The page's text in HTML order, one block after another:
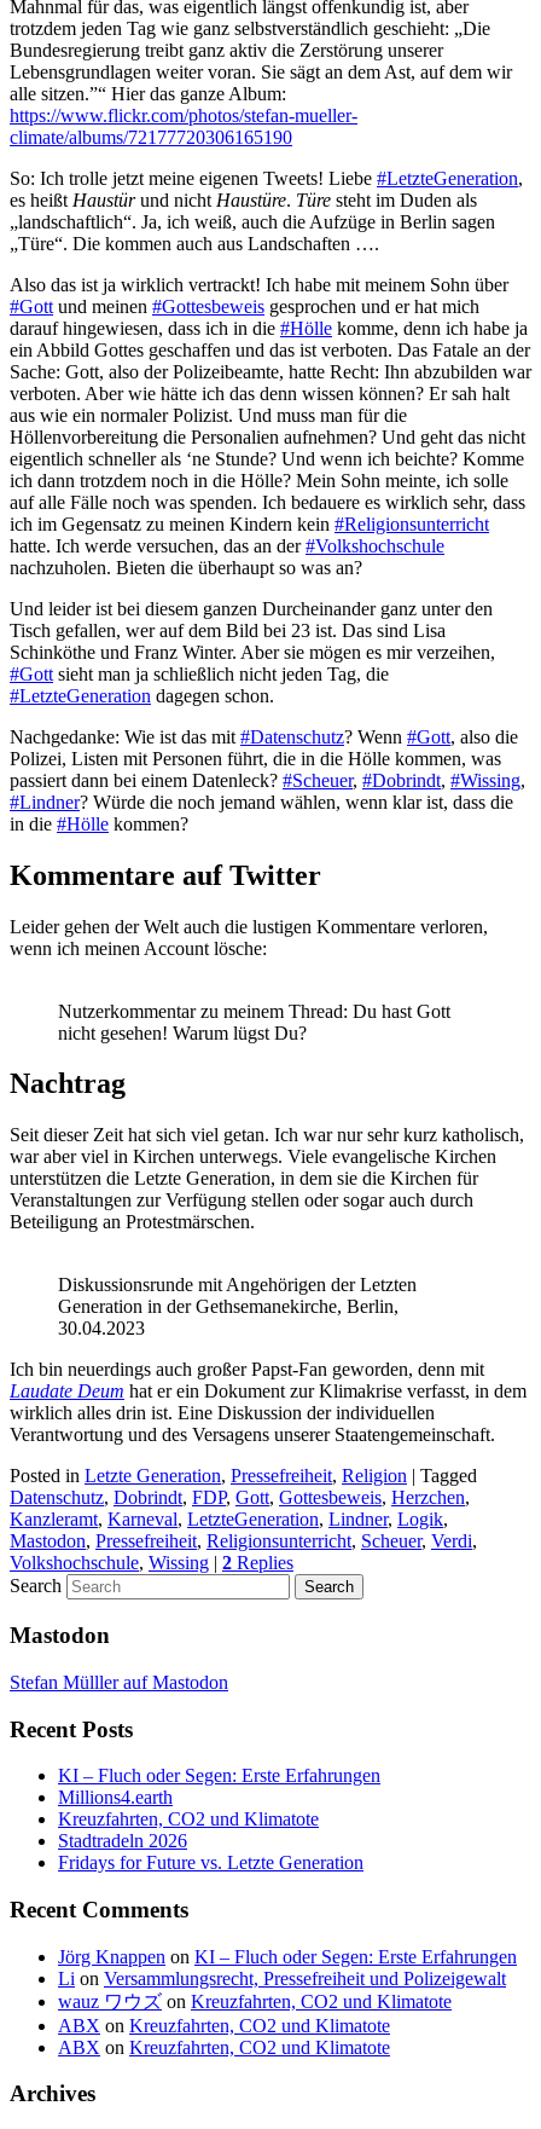
Mahnmal für das, was eigentlich längst offenkundig ist, aber
trotzdem jeden Tag wie ganz selbstverständlich geschieht: „Die
Bundesregierung treibt ganz aktiv die Zerstörung unserer
Lebensgrundlagen weiter voran. Sie sägt an dem Ast, auf dem wir
alle sitzen.”“ Hier das ganze Album:
https://www.flickr.com/photos/stefan-mueller-
climate/albums/72177720306165190
So: Ich trolle jetzt meine eigenen Tweets! Liebe #LetzteGeneration,
es heißt Haustürund nicht Haustüre. Türe steht im Duden als
„landschaftlich“. Ja, ich weiß, auch die Aufzüge in Berlin sagen
„Türe“. Die kommen auch aus Landschaften ….
Also das ist ja wirklich vertrackt! Ich habe mit meinem Sohn über
#Gott und meinen #Gottesbeweis gesprochen und er hat mich
darauf hingewiesen, dass ich in die #Hölle komme, denn ich habe ja
ein Abbild Gottes geschaffen und das ist verboten. Das Fatale an der
Sache: Gott, also der Polizeibeamte, hatte Recht: Ihn abzubilden war
verboten. Aber wie hätte ich das denn wissen können? Er sah halt
aus wie ein normaler Polizist. Und muss man für die
Höllenvorbereitung die Personalien aufnehmen? Und geht das nicht
eigentlich schneller als ‘ne Stunde? Und wenn ich beichte? Komme
ich dann trotzdem noch in die Hölle? Mein Sohn meinte, ich solle
auf alle Fälle noch was spenden. Ich bedauere es wirklich sehr, dass
ich im Gegensatz zu meinen Kindern kein #Religionsunterricht
hatte. Ich werde versuchen, das an der#Volkshochschule
nachzuholen. Bieten die überhaupt so was an?
Und leider ist bei diesem ganzen Durcheinander ganz unter den
Tisch gefallen, wer auf dem Bild bei 23 ist. Das sind Lisa
Schinköthe und Franz Winter. Aber sie mögen es mir verzeihen,
#Gott sieht man ja schließlich nicht jeden Tag, die
#LetzteGeneration dagegen schon.
Nachgedanke: Wie ist das mit #Datenschutz? Wenn #Gott, also die
Polizei, Listen mit Personen führt, die in die Hölle kommen, was
passiert dann bei einem Datenleck? #Scheuer, #Dobrindt, #Wissing,
#Lindner? Würde die noch jemand wählen, wenn klar ist, dass die
in die #Hölle kommen?
Kommentare auf Twitter
Leider gehen der Welt auch die lustigen Kommentare verloren,
wenn ich meinen Account lösche:
Nutzerkommentar zu meinem Thread: Du hast Gott
nicht gesehen! Warum lügst Du?
Nachtrag
Seit dieser Zeit hat sich viel getan. Ich war nur sehr kurz katholisch,
war aber viel in Kirchen unterwegs. Viele evangelische Kirchen
unterstützen die Letzte Generation, in dem sie die Kirchen für
Veranstaltungen zur Verfügung stellen oder sogar auch durch
Beteiligung an Protestmärschen.
Diskussionsrunde mit Angehörigen der Letzten
Generation in der Gethsemanekirche, Berlin,
30.04.2023
Ich bin neuerdings auch großer Papst-Fan geworden, denn mit
Laudate Deum hat er ein Dokument zur Klimakrise verfasst, in dem
wirklich alles drin ist. Eine Diskussion der individuellen
Verantwortung und des Versagens unserer Staatengemeinschaft.
Posted in Letzte Generation, Pressefreiheit, Religion | Tagged
Datenschutz, Dobrindt, FDP, Gott, Gottesbeweis, Herzchen,
Kanzleramt, Karneval, LetzteGeneration, Lindner, Logik,
Mastodon, Pressefreiheit, Religionsunterricht, Scheuer, Verdi,
Volkshochschule, Wissing | 2 Replies
Search
Mastodon
Stefan Mülller auf Mastodon
Recent Posts
KI – Fluch oder Segen: Erste Erfahrungen
Millions4.earth
Kreuzfahrten, CO2 und Klimatote
Stadtradeln 2026
Fridays for Future vs. Letzte Generation
Recent Comments
Jörg Knappen on KI – Fluch oder Segen: Erste Erfahrungen
Li on Versammlungsrecht, Pressefreiheit und Polizeigewalt
wauz ワウズ on Kreuzfahrten, CO2 und Klimatote
ABX on Kreuzfahrten, CO2 und Klimatote
ABX on Kreuzfahrten, CO2 und Klimatote
Archives